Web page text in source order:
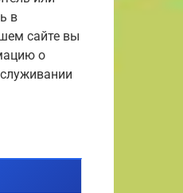
в
сайте вы
о